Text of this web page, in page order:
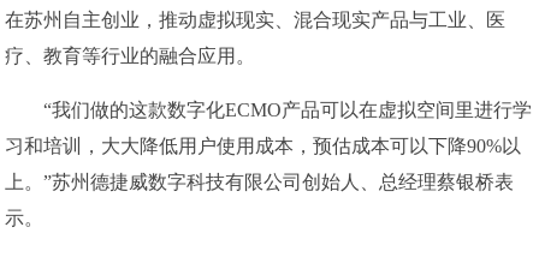
在苏州自主创业，推动虚拟现实、混合现实产品与工业、医
疗、教育等行业的融合应用。
“我们做的这款数字化ECMO产品可以在虚拟空间里进行学
习和培训，大大降低用户使用成本，预估成本可以下降90%以
上。”苏州德捷威数字科技有限公司创始人、总经理蔡银桥表
示。